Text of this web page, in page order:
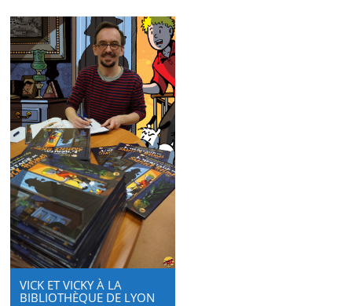
VICK ET VICKY À LA
BIBLIOTHÈQUE DE LYON